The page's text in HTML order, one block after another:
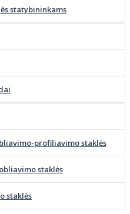
statybininkams
profiliavimo staklės
staklės
staklės